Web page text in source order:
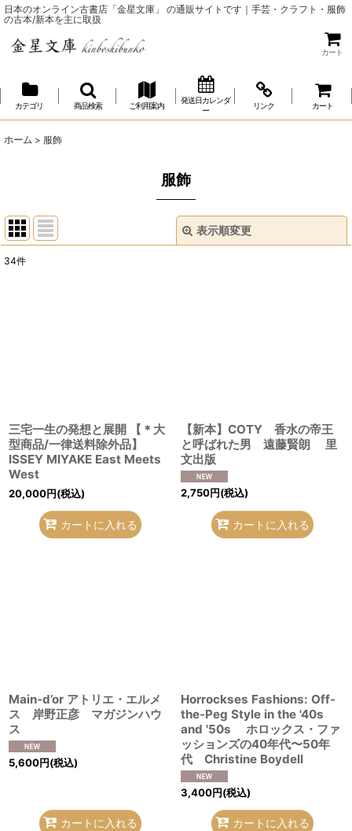
日本のオンライン古書店「金星文庫」 の通販サイトです｜手芸・クラフト・服飾
の古本/新本を主に取扱
カート
カテゴリ 商品検索 ご利用案内
発送日カレンダ
ー
リンク カート
ホーム > 服飾
服飾
表示順変更
34件
三宅一生の発想と展開 【＊大
型商品/一律送料除外品】
ISSEY MIYAKE East Meets
West
20,000円(税込)
カートに入れる
【新本】COTY 香水の帝王
と呼ばれた男 遠藤賢朗 里
文出版
2,750円(税込)
カートに入れる
Main‐d’or アトリエ・エルメ
ス 岸野正彦 マガジンハウ
ス
5,600円(税込)
カートに入れる
Horrockses Fashions: Off-
the-Peg Style in the '40s
and '50s ホロックス・ファ
ッションズの40年代〜50年
代 Christine Boydell
3,400円(税込)
カートに入れる